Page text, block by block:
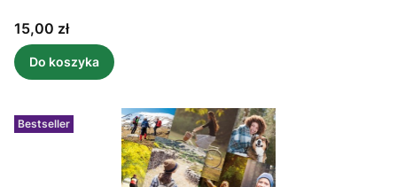
Cena
15,00 zł
Do koszyka
Bestseller